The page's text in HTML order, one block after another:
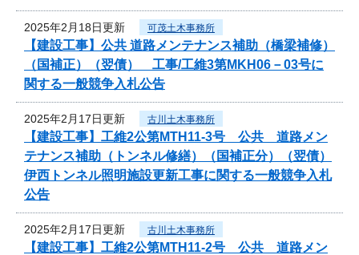
2025年2月18日更新 可茂土木事務所
【建設工事】公共 道路メンテナンス補助（橋梁補修）
（国補正）（翌債） 工事/工維3第MKH06－03号に
関する一般競争入札公告
2025年2月17日更新 古川土木事務所
【建設工事】工維2公第MTH11-3号 公共 道路メン
テナンス補助（トンネル修繕）（国補正分）（翌債）
伊西トンネル照明施設更新工事に関する一般競争入札
公告
2025年2月17日更新 古川土木事務所
【建設工事】工維2公第MTH11-2号 公共 道路メン